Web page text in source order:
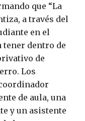
que “La
a través del
en el
tener dentro de
de
Los
de aula, una
y un asistente